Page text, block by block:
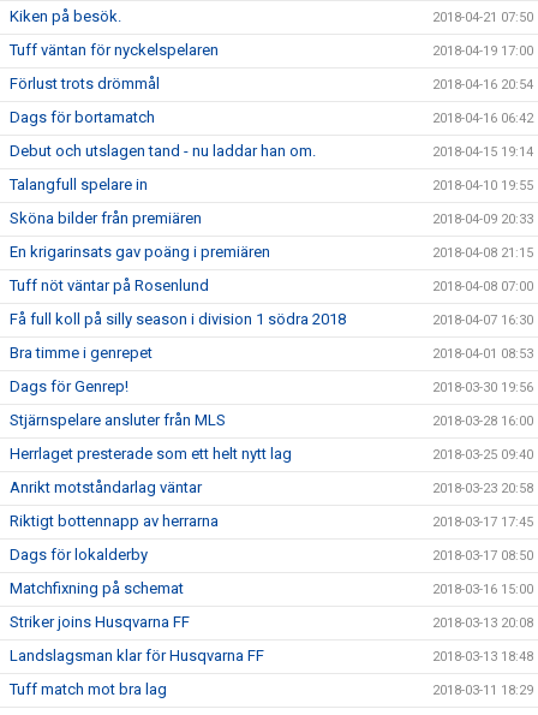
Kiken på besök. 2018-04-21 07:50
Tuff väntan för nyckelspelaren 2018-04-19 17:00
Förlust trots drömmål 2018-04-16 20:54
Dags för bortamatch 2018-04-16 06:42
Debut och utslagen tand - nu laddar han om. 2018-04-15 19:14
Talangfull spelare in 2018-04-10 19:55
Sköna bilder från premiären 2018-04-09 20:33
En krigarinsats gav poäng i premiären 2018-04-08 21:15
Tuff nöt väntar på Rosenlund 2018-04-08 07:00
Få full koll på silly season i division 1 södra 2018 2018-04-07 16:30
Bra timme i genrepet 2018-04-01 08:53
Dags för Genrep! 2018-03-30 19:56
Stjärnspelare ansluter från MLS 2018-03-28 16:00
Herrlaget presterade som ett helt nytt lag 2018-03-25 09:40
Anrikt motståndarlag väntar 2018-03-23 20:58
Riktigt bottennapp av herrarna 2018-03-17 17:45
Dags för lokalderby 2018-03-17 08:50
Matchfixning på schemat 2018-03-16 15:00
Striker joins Husqvarna FF 2018-03-13 20:08
Landslagsman klar för Husqvarna FF 2018-03-13 18:48
Tuff match mot bra lag 2018-03-11 18:29